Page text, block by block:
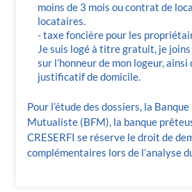
moins de 3 mois ou contrat de
locataires.
- taxe foncière pour les
Je suis logé à titre gratuit, je
sur l’honneur de mon logeur, ainsi
justificatif de domicile.
Pour l’étude des dossiers, la
Mutualiste (BFM), la banque
CRESERFI se réserve le droit de
complémentaires lors de l’analyse